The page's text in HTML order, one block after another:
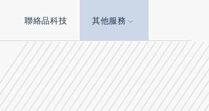
聯絡品科技 其他服務